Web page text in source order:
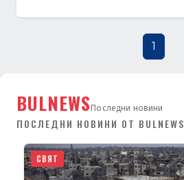
1
BULNEWSПоследни новини
ПОСЛЕДНИ НОВИНИ ОТ BULNEWS
СВЯТ